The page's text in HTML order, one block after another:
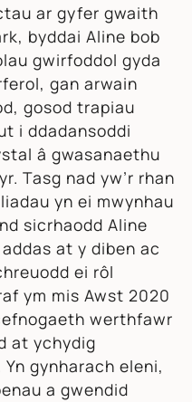
ar gyfer gwaith
byddai Aline bob
gwirfoddol gyda
gan arwain
gosod trapiau
i ddadansoddi
â gwasanaethu
Tasg nad yw’r rhan
yn ei mwynhau
sicrhaodd Aline
at y diben ac
ei rôl
ym mis Awst 2020
werthfawr
at ychydig
gynharach eleni,
a gwendid